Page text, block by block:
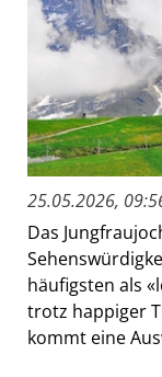
25.05.2026,
Das
häufigsten als
trotz happiger
kommt eine